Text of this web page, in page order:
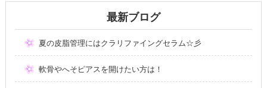
最新ブログ
夏の皮脂管理にはクラリファイングセラム☆彡
軟骨やへそピアスを開けたい方は！